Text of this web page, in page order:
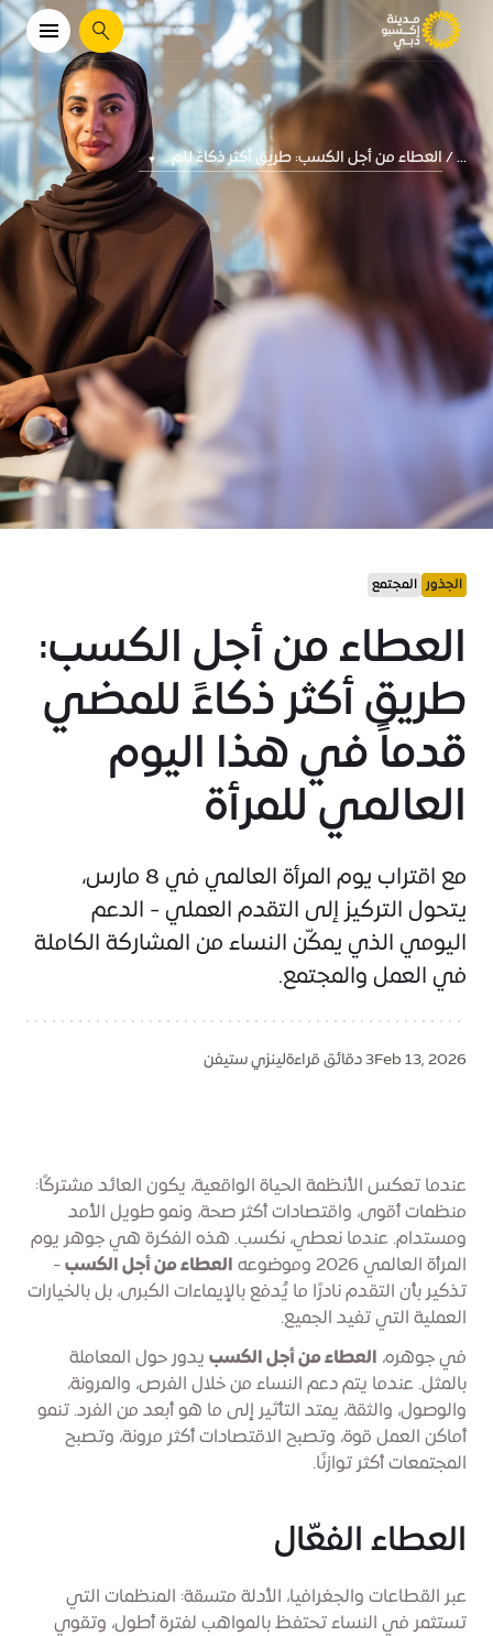
يبحث
... العطاء من أجل الكسب: طريق أكثر ذكاءً للم...
الجذور المجتمع
العطاء من أجل الكسب:
طريق أكثر ذكاءً للمضي
قدماً في هذا اليوم
العالمي للمرأة
مع اقتراب يوم المرأة العالمي في 8 مارس،
يتحول التركيز إلى التقدم العملي - الدعم
اليومي الذي يمكّن النساء من المشاركة الكاملة
في العمل والمجتمع.
Feb 13, 20263 دقائق قراءة لينزي ستيفن
عندما تعكس الأنظمة الحياة الواقعية، يكون العائد مشتركًا:
منظمات أقوى، واقتصادات أكثر صحة، ونمو طويل الأمد
ومستدام. عندما نعطي، نكسب. هذه الفكرة هي جوهر يوم
المرأة العالمي 2026 وموضوعه
العطاء من أجل الكسب -
تذكير بأن التقدم نادرًا ما يُدفع بالإيماءات الكبرى، بل بالخيارات
العملية التي تفيد الجميع.
في جوهره، العطاء من أجل الكسب يدور حول المعاملة
بالمثل. عندما يتم دعم النساء من خلال الفرص، والمرونة،
والوصول، والثقة، يمتد التأثير إلى ما هو أبعد من الفرد. تنمو
أماكن العمل قوة، وتصبح الاقتصادات أكثر مرونة، وتصبح
المجتمعات أكثر توازنًا.
العطاء الفعّال
عبر القطاعات والجغرافيا، الأدلة متسقة: المنظمات التي
تستثمر في النساء تحتفظ بالمواهب لفترة أطول، وتقوي